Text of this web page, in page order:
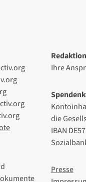
Redaktion
Ihre
die
IBAN
Presse